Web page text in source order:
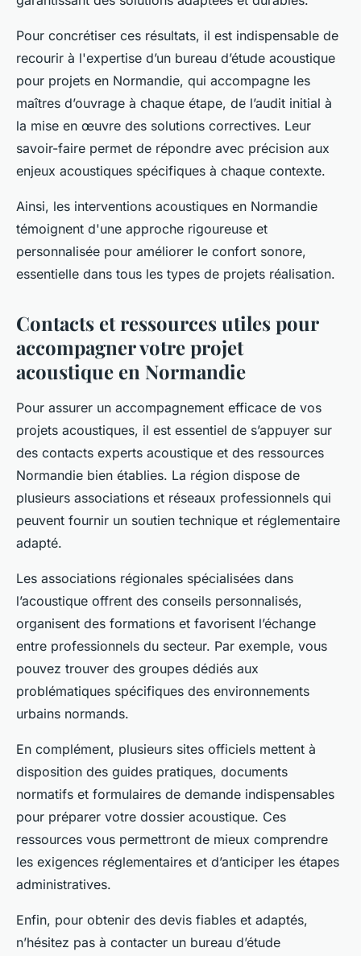
Pour concrétiser ces résultats, il est indispensable de
recourir à l'expertise d’un bureau d’étude acoustique
pour projets en Normandie, qui accompagne les
maîtres d’ouvrage à chaque étape, de l’audit initial à
la mise en œuvre des solutions correctives. Leur
savoir-faire permet de répondre avec précision aux
enjeux acoustiques spécifiques à chaque contexte.
Ainsi, les interventions acoustiques en Normandie
témoignent d'une approche rigoureuse et
personnalisée pour améliorer le confort sonore,
essentielle dans tous les types de projets réalisation.
Contacts et ressources utiles pour
accompagner votre projet
acoustique en Normandie
Pour assurer un accompagnement efficace de vos
projets acoustiques, il est essentiel de s’appuyer sur
des contacts experts acoustique et des ressources
Normandie bien établies. La région dispose de
plusieurs associations et réseaux professionnels qui
peuvent fournir un soutien technique et réglementaire
adapté.
Les associations régionales spécialisées dans
l’acoustique offrent des conseils personnalisés,
organisent des formations et favorisent l’échange
entre professionnels du secteur. Par exemple, vous
pouvez trouver des groupes dédiés aux
problématiques spécifiques des environnements
urbains normands.
En complément, plusieurs sites officiels mettent à
disposition des guides pratiques, documents
normatifs et formulaires de demande indispensables
pour préparer votre dossier acoustique. Ces
ressources vous permettront de mieux comprendre
les exigences réglementaires et d’anticiper les étapes
administratives.
Enfin, pour obtenir des devis fiables et adaptés,
n’hésitez pas à contacter un bureau d’étude